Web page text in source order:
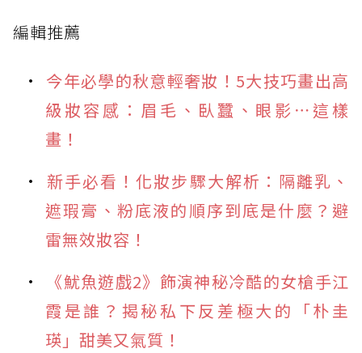
編輯推薦
今年必學的秋意輕奢妝！5大技巧畫出高
級妝容感：眉毛、臥蠶、眼影⋯這樣
畫！
新手必看！化妝步驟大解析：隔離乳、
遮瑕膏、粉底液的順序到底是什麼？避
雷無效妝容！
《魷魚遊戲2》飾演神秘冷酷的女槍手江
霞是誰？揭秘私下反差極大的「朴圭
瑛」甜美又氣質！